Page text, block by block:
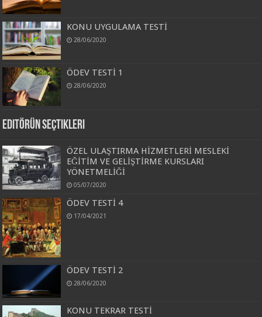
KONU UYGULAMA TESTİ
28/06/2020
ÖDEV TESTİ 1
28/06/2020
Editörün Seçtikleri
ÖZEL ULAŞTIRMA HİZMETLERİ MESLEKİ
EĞİTİM VE GELİŞTİRME KURSLARI
YÖNETMELİĞİ
05/07/2020
ÖDEV TESTİ 4
17/04/2021
ÖDEV TESTİ 2
28/06/2020
KONU TEKRAR TESTİ